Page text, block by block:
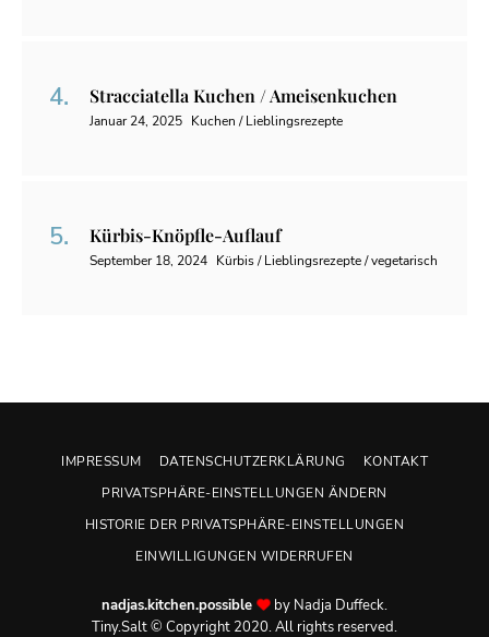
Stracciatella Kuchen / Ameisenkuchen
Januar 24, 2025 Kuchen / Lieblingsrezepte
Kürbis-Knöpfle-Auflauf
September 18, 2024 Kürbis / Lieblingsrezepte / vegetarisch
IMPRESSUM DATENSCHUTZERKLÄRUNG
KONTAKT
PRIVATSPHÄRE-EINSTELLUNGEN ÄNDERN
HISTORIE DER PRIVATSPHÄRE-EINSTELLUNGEN
EINWILLIGUNGEN WIDERRUFEN
nadjas.kitchen.possible
by Nadja Duffeck.
Tiny.Salt © Copyright 2020. All rights reserved.